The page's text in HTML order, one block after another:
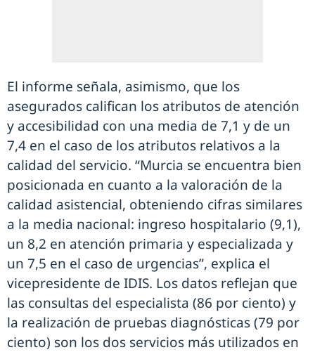
El informe señala, asimismo, que los
asegurados califican los atributos de atención
y accesibilidad con una media de 7,1 y de un
7,4 en el caso de los atributos relativos a la
calidad del servicio. “Murcia se encuentra bien
posicionada en cuanto a la valoración de la
calidad asistencial, obteniendo cifras similares
a la media nacional: ingreso hospitalario (9,1),
un 8,2 en atención primaria y especializada y
un 7,5 en el caso de urgencias”, explica el
vicepresidente de IDIS. Los datos reflejan que
las consultas del especialista (86 por ciento) y
la realización de pruebas diagnósticas (79 por
ciento) son los dos servicios más utilizados en